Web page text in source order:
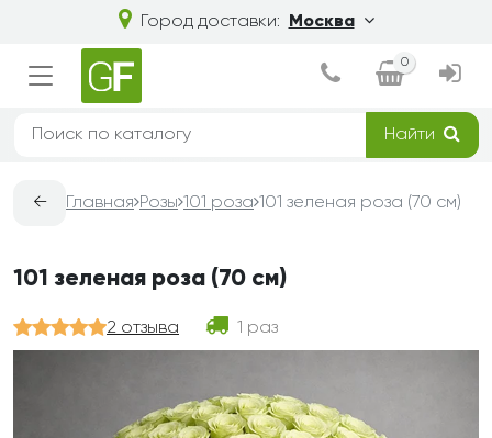
Город доставки: Москва
0
Найти
← Главная Розы 101 роза 101 зеленая роза (70 см)
101 зеленая роза (70 см)
2 отзыва 1 раз